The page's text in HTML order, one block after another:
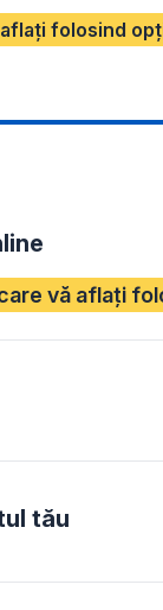
folosind
vă aflați
tău